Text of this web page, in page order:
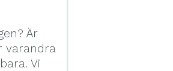
Är
varandra
Vi